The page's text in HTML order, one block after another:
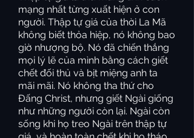
mạng nhất từng xuất hiện ở con
người. Thập tự giá của thời La Mã
không biết thỏa hiệp, nó không bao
giờ nhượng bộ. Nó đã chiến thắng
mọi lý lẽ của mình bằng cách giết
chết đối thủ và bịt miệng anh ta
mãi mãi. Nó không tha thứ cho
Đấng Christ, nhưng giết Ngài giống
như những người còn lại. Ngài còn
sống khi họ treo Ngài trên thập tự